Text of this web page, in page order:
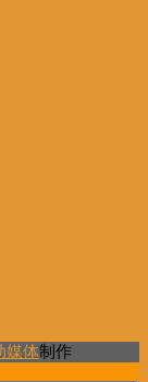
媒体制作